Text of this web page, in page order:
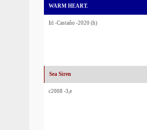
WARM HEART.
Irl -Castaño -2020 (h)
Sea Siren
c2008 -3,e